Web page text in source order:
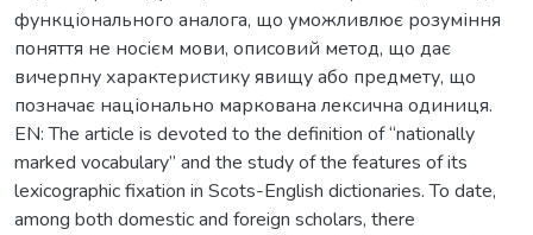
функціонального аналога, що уможливлює розуміння
поняття не носієм мови, описовий метод, що дає
вичерпну характеристику явищу або предмету, що
позначає національно маркована лексична одиниця.
EN: The article is devoted to the definition of “nationally
marked vocabulary” and the study of the features of its
lexicographic fixation in Scots-English dictionaries. To date,
among both domestic and foreign scholars, there